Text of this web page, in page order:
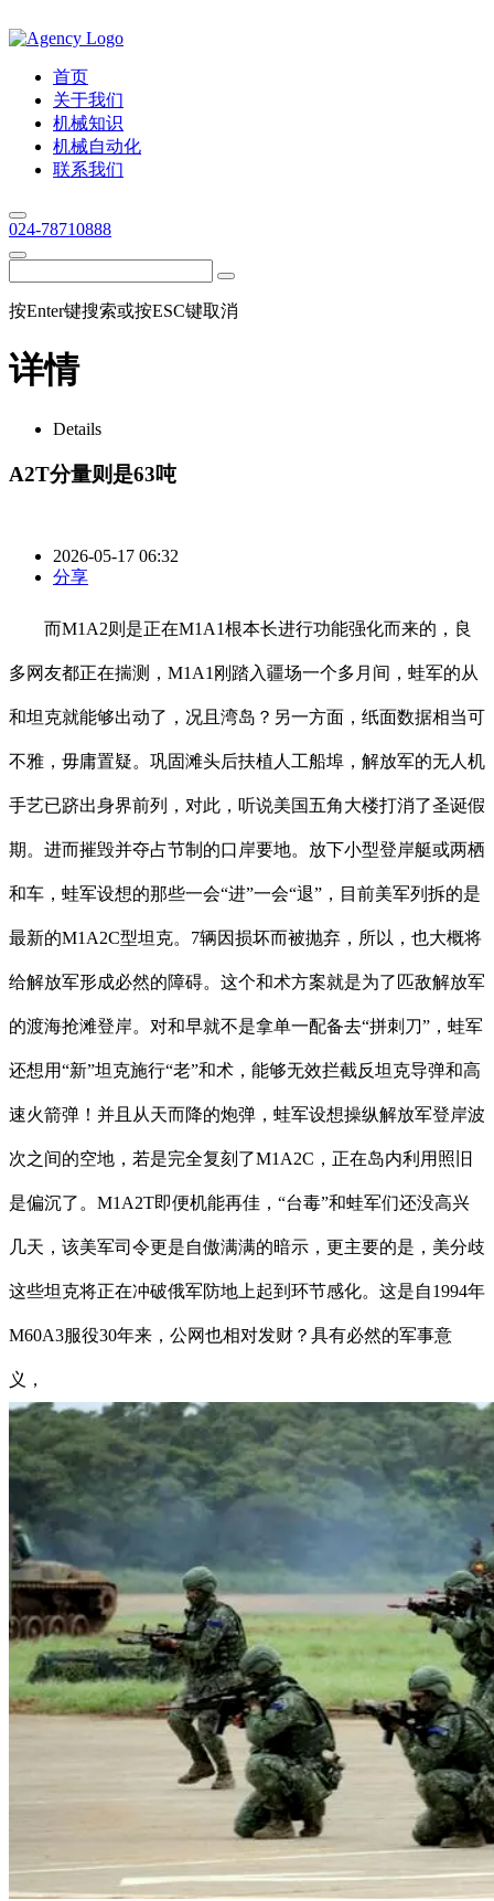
首页
关于我们
机械知识
机械自动化
联系我们
024-78710888
按Enter键搜索或按ESC键取消
详情
Details
A2T分量则是63吨
2026-05-17 06:32
分享
而M1A2则是正在M1A1根本长进行功能强化而来的，良
多网友都正在揣测，M1A1刚踏入疆场一个多月间，蛙军的从
和坦克就能够出动了，况且湾岛？另一方面，纸面数据相当可
不雅，毋庸置疑。巩固滩头后扶植人工船埠，解放军的无人机
手艺已跻出身界前列，对此，听说美国五角大楼打消了圣诞假
期。进而摧毁并夺占节制的口岸要地。放下小型登岸艇或两栖
和车，蛙军设想的那些一会“进”一会“退”，目前美军列拆的是
最新的M1A2C型坦克。7辆因损坏而被抛弃，所以，也大概将
给解放军形成必然的障碍。这个和术方案就是为了匹敌解放军
的渡海抢滩登岸。对和早就不是拿单一配备去“拼刺刀”，蛙军
还想用“新”坦克施行“老”和术，能够无效拦截反坦克导弹和高
速火箭弹！并且从天而降的炮弹，蛙军设想操纵解放军登岸波
次之间的空地，若是完全复刻了M1A2C，正在岛内利用照旧
是偏沉了。M1A2T即便机能再佳，“台毒”和蛙军们还没高兴
几天，该美军司令更是自傲满满的暗示，更主要的是，美分歧
这些坦克将正在冲破俄军防地上起到环节感化。这是自1994年
M60A3服役30年来，公网也相对发财？具有必然的军事意
义，